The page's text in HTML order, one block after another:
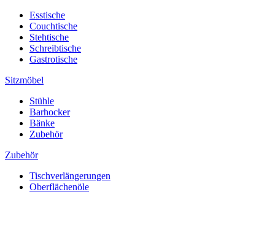
Esstische
Couchtische
Stehtische
Schreibtische
Gastrotische
Sitzmöbel
Stühle
Barhocker
Bänke
Zubehör
Zubehör
Tischverlängerungen
Oberflächenöle